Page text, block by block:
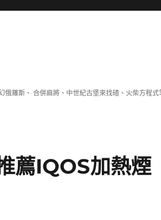
羅斯、 合併麻將、中世紀古堡來找碴、火柴方程式
薦IQOS加熱煙